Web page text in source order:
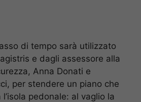
di tempo sarà utilizzato
e dagli assessore alla
Anna Donati e
per stendere un piano che
pedonale: al vaglio la